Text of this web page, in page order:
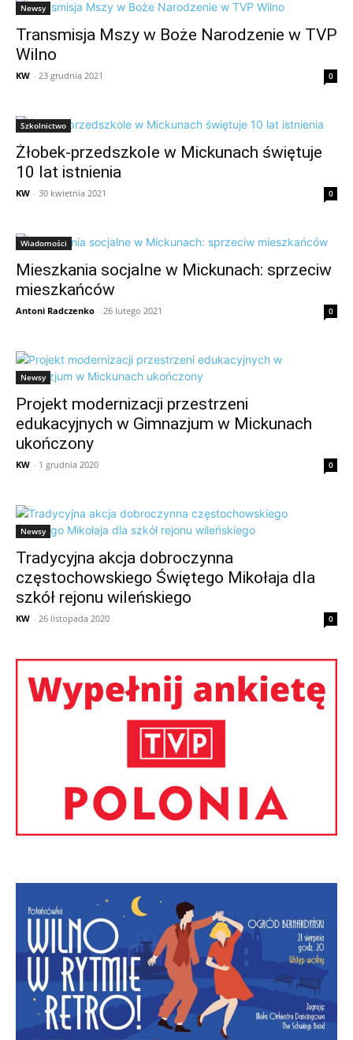
Newsy
Transmisja Mszy w Boże Narodzenie w TVP
Wilno
KW - 23 grudnia 2021 0
Szkolnictwo
Żłobek-przedszkole w Mickunach świętuje
10 lat istnienia
KW - 30 kwietnia 2021 0
Wiadomości
Mieszkania socjalne w Mickunach: sprzeciw
mieszkańców
Antoni Radczenko - 26 lutego 2021 0
Newsy
Projekt modernizacji przestrzeni
edukacyjnych w Gimnazjum w Mickunach
ukończony
KW - 1 grudnia 2020 0
Newsy
Tradycyjna akcja dobroczynna
częstochowskiego Świętego Mikołaja dla
szkół rejonu wileńskiego
KW - 26 listopada 2020 0